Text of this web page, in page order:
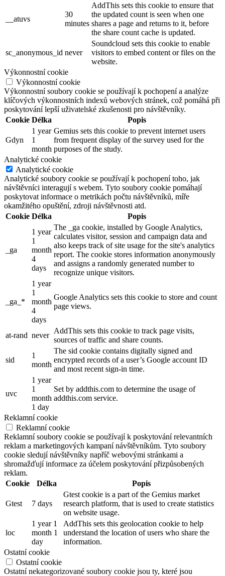
__atuvs
30
minutes
AddThis sets this cookie to ensure that
the updated count is seen when one
shares a page and returns to it, before
the share count cache is updated.
sc_anonymous_id never
Soundcloud sets this cookie to enable
visitors to embed content or files on the
website.
Výkonnostní cookie
Výkonnostní cookie
Výkonnostní soubory cookie se používají k pochopení a analýze
klíčových výkonnostních indexů webových stránek, což pomáhá při
poskytování lepší uživatelské zkušenosti pro návštěvníky.
Cookie Délka Popis
Gdyn
1 year
1
month
Gemius sets this cookie to prevent internet users
from frequent display of the survey used for the
purposes of the study.
Analytické cookie
Analytické cookie
Analytické soubory cookie se používají k pochopení toho, jak
návštěvníci interagují s webem. Tyto soubory cookie pomáhají
poskytovat informace o metrikách počtu návštěvníků, míře
okamžitého opuštění, zdroji návštěvnosti atd.
Cookie Délka Popis
_ga
1 year
1
month
4
days
The _ga cookie, installed by Google Analytics,
calculates visitor, session and campaign data and
also keeps track of site usage for the site's analytics
report. The cookie stores information anonymously
and assigns a randomly generated number to
recognize unique visitors.
_ga_*
1 year
1
month
4
days
Google Analytics sets this cookie to store and count
page views.
at-rand never
AddThis sets this cookie to track page visits,
sources of traffic and share counts.
sid
1
month
The sid cookie contains digitally signed and
encrypted records of a user’s Google account ID
and most recent sign-in time.
uvc
1 year
1
month
1 day
Set by addthis.com to determine the usage of
addthis.com service.
Reklamní cookie
Reklamní cookie
Reklamní soubory cookie se používají k poskytování relevantních
reklam a marketingových kampaní návštěvníkům. Tyto soubory
cookie sledují návštěvníky napříč webovými stránkami a
shromažďují informace za účelem poskytování přizpůsobených
reklam.
Cookie
Délka Popis
Gtest 7 days
Gtest cookie is a part of the Gemius market
research platform, that is used to create statistics
on website usage.
loc
1 year 1
month 1
day
AddThis sets this geolocation cookie to help
understand the location of users who share the
information.
Ostatní cookie
Ostatní cookie
Ostatní nekategorizované soubory cookie jsou ty, které jsou